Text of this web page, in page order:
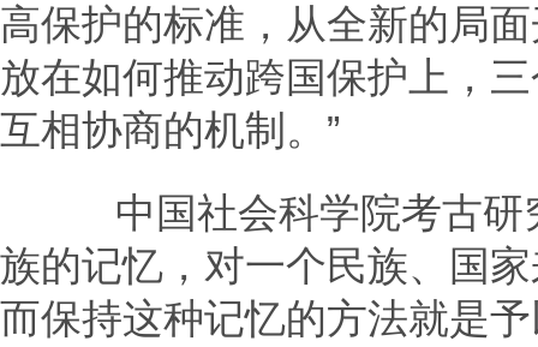
高保护的标准，从全新的局
放在如何推动跨国保护上，
互相协商的机制。”
中国社会科学院考古研
族的记忆，对一个民族、国
而保持这种记忆的方法就是